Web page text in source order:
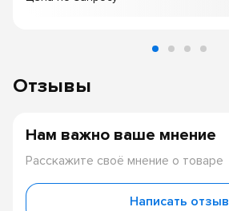
Отзывы
Нам важно ваше мнение
Расскажите своё мнение о товаре
Написать отзыв